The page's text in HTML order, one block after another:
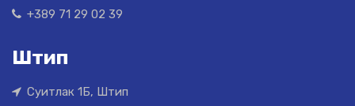
+389 71 29 02 39
Штип
Суитлак 1Б, Штип